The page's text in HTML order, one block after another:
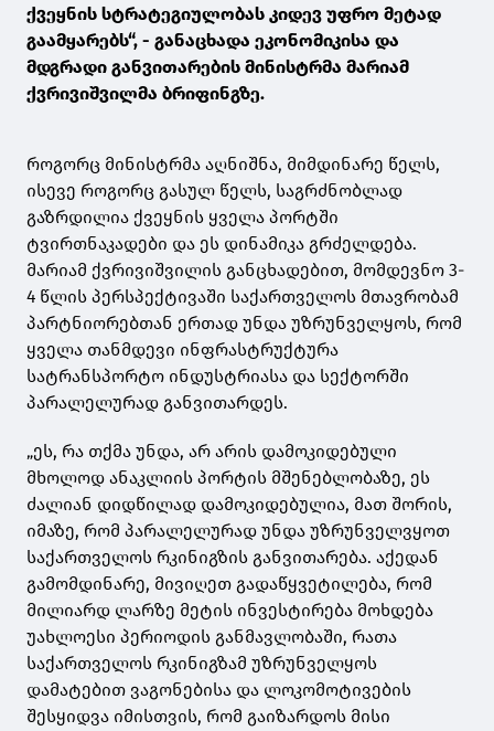
ქვეყნის სტრატეგიულობას კიდევ უფრო მეტად
გაამყარებს“, - განაცხადა ეკონომიკისა და
მდგრადი განვითარების მინისტრმა მარიამ
ქვრივიშვილმა ბრიფინგზე.
როგორც მინისტრმა აღნიშნა, მიმდინარე წელს,
ისევე როგორც გასულ წელს, საგრძნობლად
გაზრდილია ქვეყნის ყველა პორტში
ტვირთნაკადები და ეს დინამიკა გრძელდება.
მარიამ ქვრივიშვილის განცხადებით, მომდევნო 3-
4 წლის პერსპექტივაში საქართველოს მთავრობამ
პარტნიორებთან ერთად უნდა უზრუნველყოს, რომ
ყველა თანმდევი ინფრასტრუქტურა
სატრანსპორტო ინდუსტრიასა და სექტორში
პარალელურად განვითარდეს.
„ეს, რა თქმა უნდა, არ არის დამოკიდებული
მხოლოდ ანაკლიის პორტის მშენებლობაზე, ეს
ძალიან დიდწილად დამოკიდებულია, მათ შორის,
იმაზე, რომ პარალელურად უნდა უზრუნველვყოთ
საქართველოს რკინიგზის განვითარება. აქედან
გამომდინარე, მივიღეთ გადაწყვეტილება, რომ
მილიარდ ლარზე მეტის ინვესტირება მოხდება
უახლოესი პერიოდის განმავლობაში, რათა
საქართველოს რკინიგზამ უზრუნველყოს
დამატებით ვაგონებისა და ლოკომოტივების
შესყიდვა იმისთვის, რომ გაიზარდოს მისი